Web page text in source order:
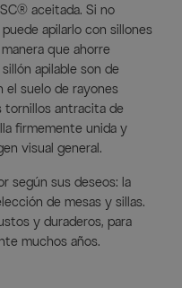
aceitada. Si no
apilarlo con sillones
que ahorre
apilable son de
el suelo de rayones
tornillos antracita de
firmemente unida y
visual general.
según sus deseos: la
de mesas y sillas.
y duraderos, para
muchos años.